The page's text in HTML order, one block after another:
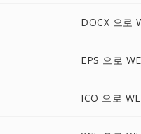
DOCX 으로
EPS 으로
ICO 으로